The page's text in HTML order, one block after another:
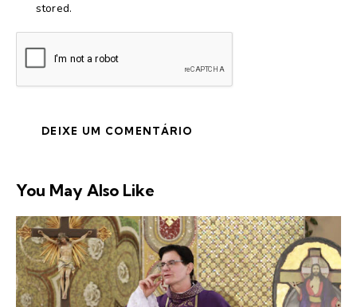
stored.
You May Also Like